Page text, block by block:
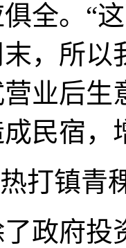
俱全。“
，所以
业后生
民宿，
打镇青
府投资